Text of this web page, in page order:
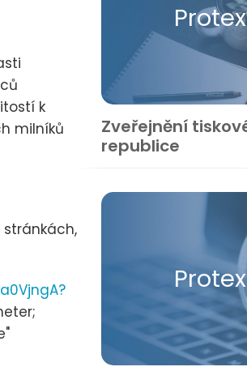
k
milníků
Zveřejnění
republice